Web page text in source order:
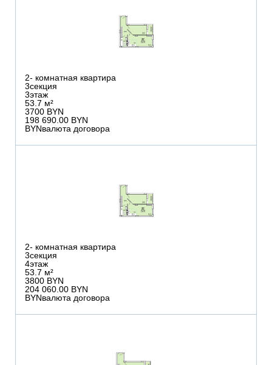
2- комнатная квартира
3секция
3этаж
53.7 м²
3700 BYN
198 690.00 BYN
BYNвалюта договора
2- комнатная квартира
3секция
4этаж
53.7 м²
3800 BYN
204 060.00 BYN
BYNвалюта договора